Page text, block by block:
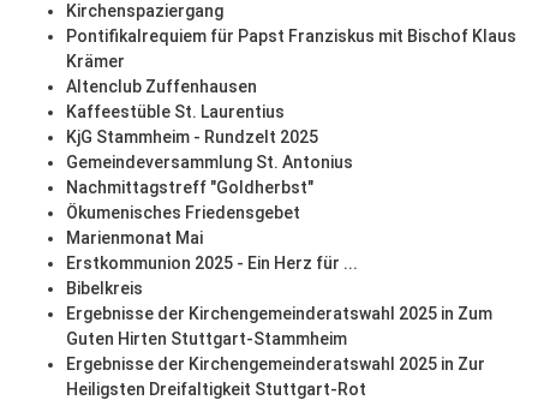
Kirchenspaziergang
Pontifikalrequiem für Papst Franziskus mit Bischof Klaus
Krämer
Altenclub Zuffenhausen
Kaffeestüble St. Laurentius
KjG Stammheim - Rundzelt 2025
Gemeindeversammlung St. Antonius
Nachmittagstreff "Goldherbst"
Ökumenisches Friedensgebet
Marienmonat Mai
Erstkommunion 2025 - Ein Herz für ...
Bibelkreis
Ergebnisse der Kirchengemeinderatswahl 2025 in Zum
Guten Hirten Stuttgart-Stammheim
Ergebnisse der Kirchengemeinderatswahl 2025 in Zur
Heiligsten Dreifaltigkeit Stuttgart-Rot